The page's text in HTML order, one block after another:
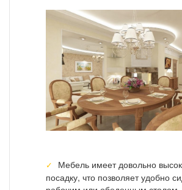
Мебель имеет довольно
посадку, что позволяет удобно